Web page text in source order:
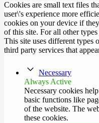
Cookies are small text files
user\'s experience more
cookies on your device if
of this site. For all other
This site uses different types
third party services that
Necessary
Always Active
Necessary cookies
basic functions like
of the website. The
these cookies.